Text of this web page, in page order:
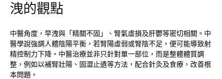
洩的觀點
中醫角度，早洩與「精關不固」、腎氣虛損及肝鬱等密切相關。中
醫學說強調人體陰陽平衡，若腎陽虛弱或腎陰不足，便可能導致射
精控制力下降。中醫治療並非只針對單一部位，而是整體體質調
整，例如以補腎壯陽、固澀止遺等方法，配合針灸及食療，改善根
本問題。